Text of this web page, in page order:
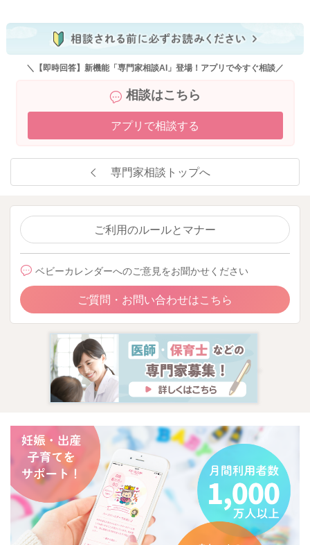
新しい食材は、「1日1種類を少量から」を意識できれば大丈夫
離乳食は、月齢通りに完璧に進めることよりも、「少しずつ食
のペースで進めてくださいね。
またお困りの際にはご相談ください。
2026/5/10 14:13
＼【即時回答】新機能「専門家相談AI」登場！アプリで今すぐ相談／
相談はこちら
アプリで相談する
専門家相談トップへ
ご利用のルールとマナー
ベビーカレンダーへのご意見をお聞かせください
ご質問・お問い合わせはこちら